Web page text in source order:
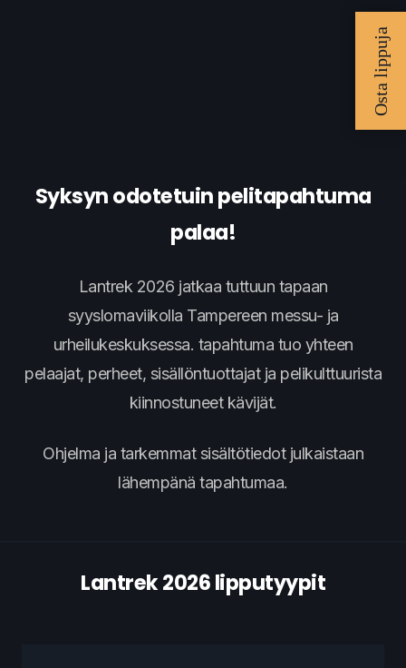
Syksyn odotetuin pelitapahtuma
palaa!
Lantrek 2026 jatkaa tuttuun tapaan
syyslomaviikolla Tampereen messu- ja
urheilukeskuksessa. tapahtuma tuo yhteen
pelaajat, perheet, sisällöntuottajat ja pelikulttuurista
kiinnostuneet kävijät.
Ohjelma ja tarkemmat sisältötiedot julkaistaan
lähempänä tapahtumaa.
Lantrek 2026 lipputyypit